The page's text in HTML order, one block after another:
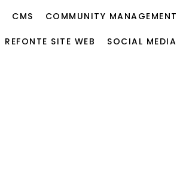
CMS COMMUNITY MANAGEMENT
REFONTE SITE WEB SOCIAL MEDIA